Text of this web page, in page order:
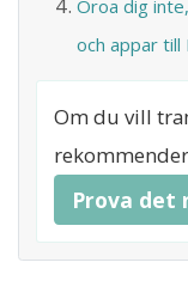
Oroa dig
och appar till
Om du vill
Prova det